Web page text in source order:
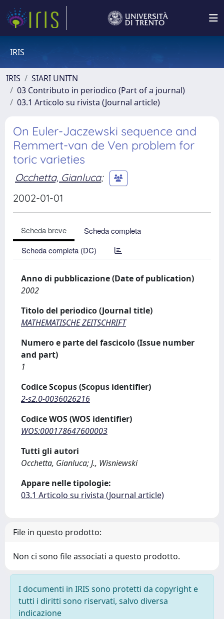
IRIS
IRIS
SIARI UNITN
03 Contributo in periodico (Part of a journal)
03.1 Articolo su rivista (Journal article)
On Euler-Jaczewski sequence and
Remmert-van de Ven problem for
toric varieties
Occhetta, Gianluca;
2002-01-01
Scheda breve
Scheda completa
Scheda completa (DC)
Anno di pubblicazione (Date of publication)
2002
Titolo del periodico (Journal title)
MATHEMATISCHE ZEITSCHRIFT
Numero e parte del fascicolo (Issue number
and part)
1
Codice Scopus (Scopus identifier)
2-s2.0-0036026216
Codice WOS (WOS identifier)
WOS:000178647600003
Tutti gli autori
Occhetta, Gianluca; J., Wisniewski
Appare nelle tipologie:
03.1 Articolo su rivista (Journal article)
File in questo prodotto:
Non ci sono file associati a questo prodotto.
I documenti in IRIS sono protetti da copyright e
tutti i diritti sono riservati, salvo diversa
indicazione